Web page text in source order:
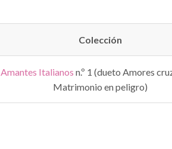
Colección
Amantes Italianos n.º 1 (dueto Amores
Matrimonio en peligro)